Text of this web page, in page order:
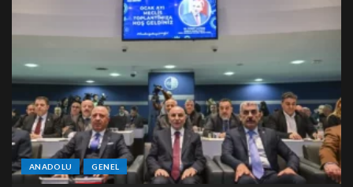
ANADOLU GENEL